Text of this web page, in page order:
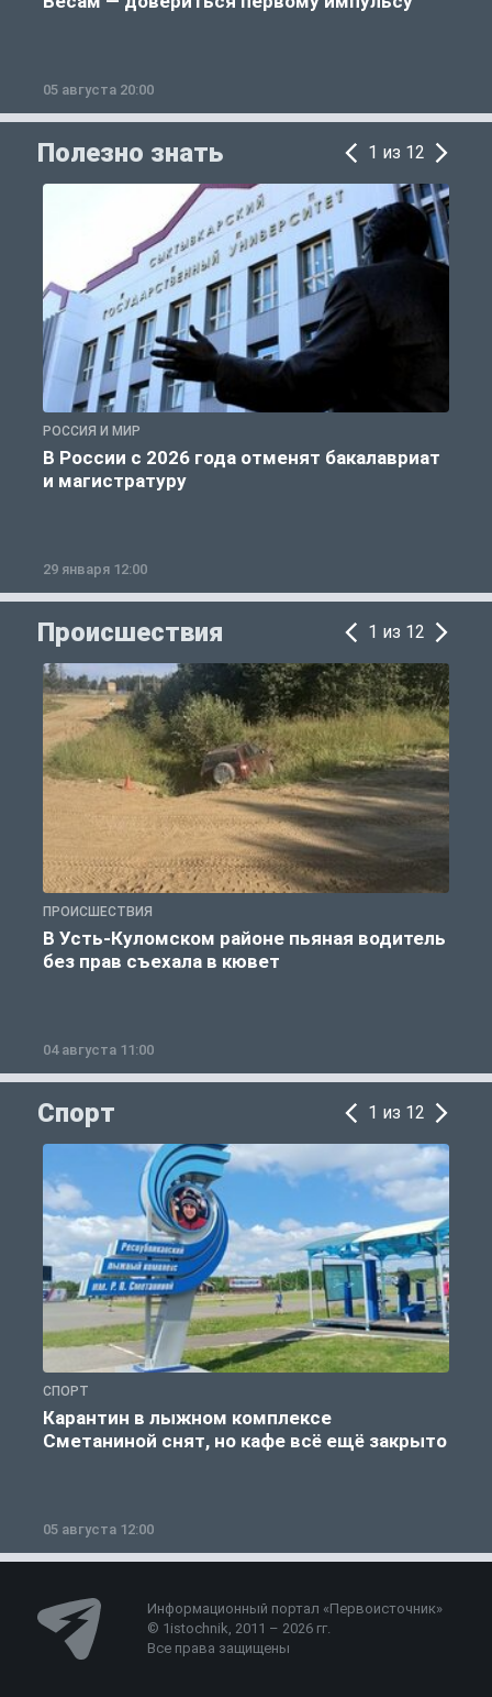
05 августа 20:00
Полезно знать 1 из 12
РОССИЯ И МИР
В России с 2026 года отменят бакалавриат
и магистратуру
29 января 12:00
Происшествия 1 из 12
ПРОИСШЕСТВИЯ
В Усть-Куломском районе пьяная водитель
без прав съехала в кювет
04 августа 11:00
Спорт 1 из 12
СПОРТ
Карантин в лыжном комплексе
Сметаниной снят, но кафе всё ещё закрыто
05 августа 12:00
Информационный портал «Первоисточник»
© 1istochnik, 2011 – 2026 гг.
Все права защищены